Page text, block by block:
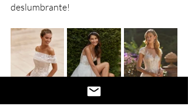
deslumbrante!